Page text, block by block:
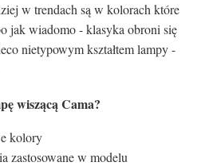
w trendach są w kolorach które
jak wiadomo - klasyka obroni się
nietypowym kształtem lampy -
wiszącą Cama?
kolory
zastosowane w modelu